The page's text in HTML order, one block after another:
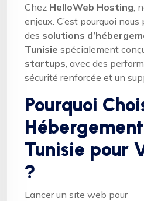
Chez HelloWeb Hosting ,
enjeux. C’est pourquoi
des solutions
Tunisie spécialement
startups , avec des
sécurité renforcée et un
Pourquoi
Tunisie pour
?
Lancer un site web pour